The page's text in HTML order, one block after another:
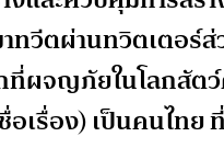
ทวีตผ่านทวิตเตอร์ส่
ที่ผจญภัยในโลกสัต
อเรื่อง) เป็นคนไทย